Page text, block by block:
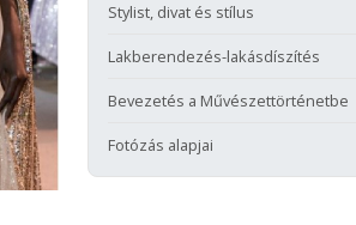
Stylist, divat és stílus
Lakberendezés-lakásdíszítés
Bevezetés a Művészettörténetbe
Fotózás alapjai